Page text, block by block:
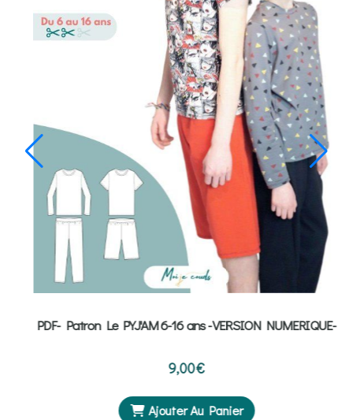
PDF- Patron Le PYJ'AM 6-16 ans -VERSION NUMERIQUE-
9,00
Ajouter Au Panier